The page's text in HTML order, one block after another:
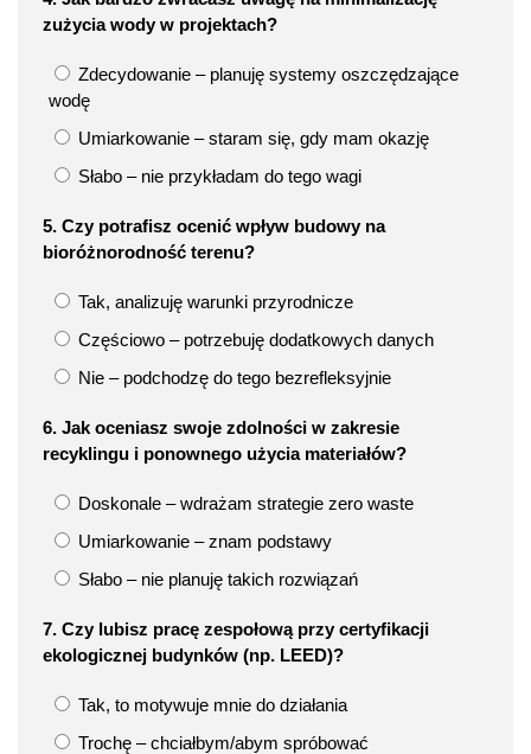
zużycia wody w projektach?
Zdecydowanie – planuję systemy oszczędzające
wodę
Umiarkowanie – staram się, gdy mam okazję
Słabo – nie przykładam do tego wagi
5. Czy potrafisz ocenić wpływ budowy na
bioróżnorodność terenu?
Tak, analizuję warunki przyrodnicze
Częściowo – potrzebuję dodatkowych danych
Nie – podchodzę do tego bezrefleksyjnie
6. Jak oceniasz swoje zdolności w zakresie
recyklingu i ponownego użycia materiałów?
Doskonale – wdrażam strategie zero waste
Umiarkowanie – znam podstawy
Słabo – nie planuję takich rozwiązań
7. Czy lubisz pracę zespołową przy certyfikacji
ekologicznej budynków (np. LEED)?
Tak, to motywuje mnie do działania
Trochę – chciałbym/abym spróbować